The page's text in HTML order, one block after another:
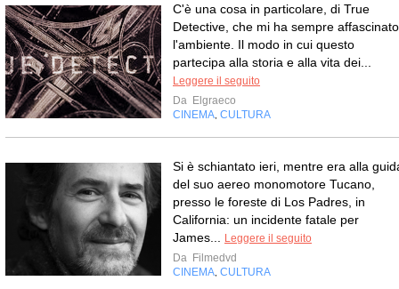
C'è una cosa in particolare, di True
Detective, che mi ha sempre
l'ambiente. Il modo in cui questo
partecipa alla storia e alla vita dei...
Leggere il seguito
Da Elgraeco
CINEMA CULTURA
Si è schiantato ieri, mentre era alla
del suo aereo monomotore Tucano,
presso le foreste di Los Padres, in
California: un incidente fatale per
James...
Leggere il seguito
Da Filmedvd
CINEMA CULTURA